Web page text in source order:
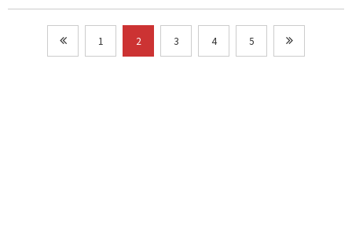
1 2 3 4 5